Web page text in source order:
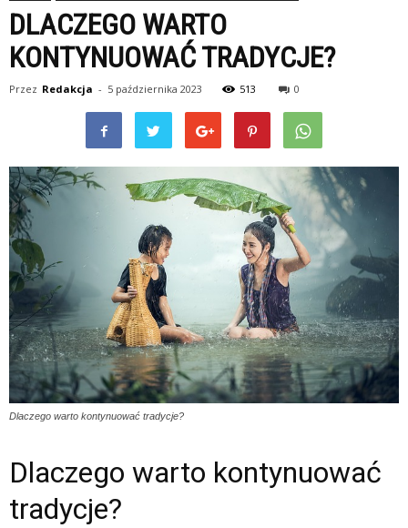
DLACZEGO WARTO
KONTYNUOWAĆ TRADYCJE?
Przez Redakcja - 5 października 2023 513 0
Dlaczego warto kontynuować tradycje?
Dlaczego warto kontynuować
tradycje?